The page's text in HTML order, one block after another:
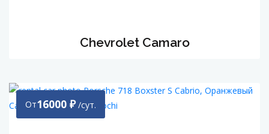
Chevrolet Camaro
От16000 ₽ /сут.